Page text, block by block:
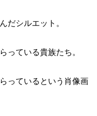
だシルエット。
っている貴族たち。
っているという肖像画